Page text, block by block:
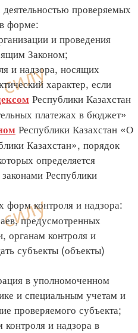
проверяемых
форме:
и проведения
Законом;
и надзора, носящих
характер, если
Республики Казахстан
платежах в бюджет»
Республики Казахстан «О
Казахстан», порядок
определяется
Республики
контроля и надзора:
предусмотренных
органам контроля и
субъекты (объекты)
в уполномоченном
и специальным учетам и
проверяемого субъекта;
и надзора в